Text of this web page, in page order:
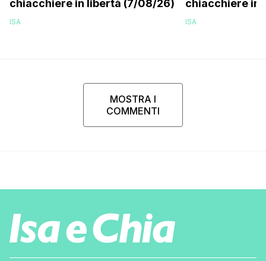
chiacchiere in libertà (7/08/26)
ISA
chiacchiere in
ISA
MOSTRA I
COMMENTI